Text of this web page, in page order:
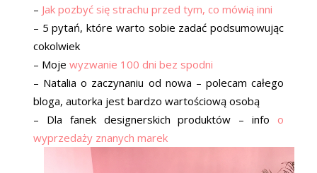
– Jak pozbyć się strachu przed tym, co mówią inni
– 5 pytań, które warto sobie zadać podsumowując
cokolwiek
– Moje wyzwanie 100 dni bez spodni
– Natalia o zaczynaniu od nowa – polecam całego
bloga, autorka jest bardzo wartościową osobą
– Dla fanek designerskich produktów – info o
wyprzedaży znanych marek